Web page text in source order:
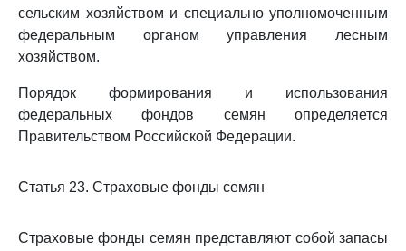
сельским хозяйством и специально уполномоченным
федеральным органом управления лесным
хозяйством.
Порядок формирования и использования
федеральных фондов семян определяется
Правительством Российской Федерации.
Статья 23. Страховые фонды семян
Страховые фонды семян представляют собой запасы